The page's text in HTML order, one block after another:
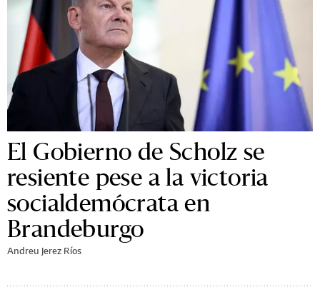
El Gobierno de Scholz se
resiente pese a la victoria
socialdemócrata en
Brandeburgo
Andreu Jerez Ríos